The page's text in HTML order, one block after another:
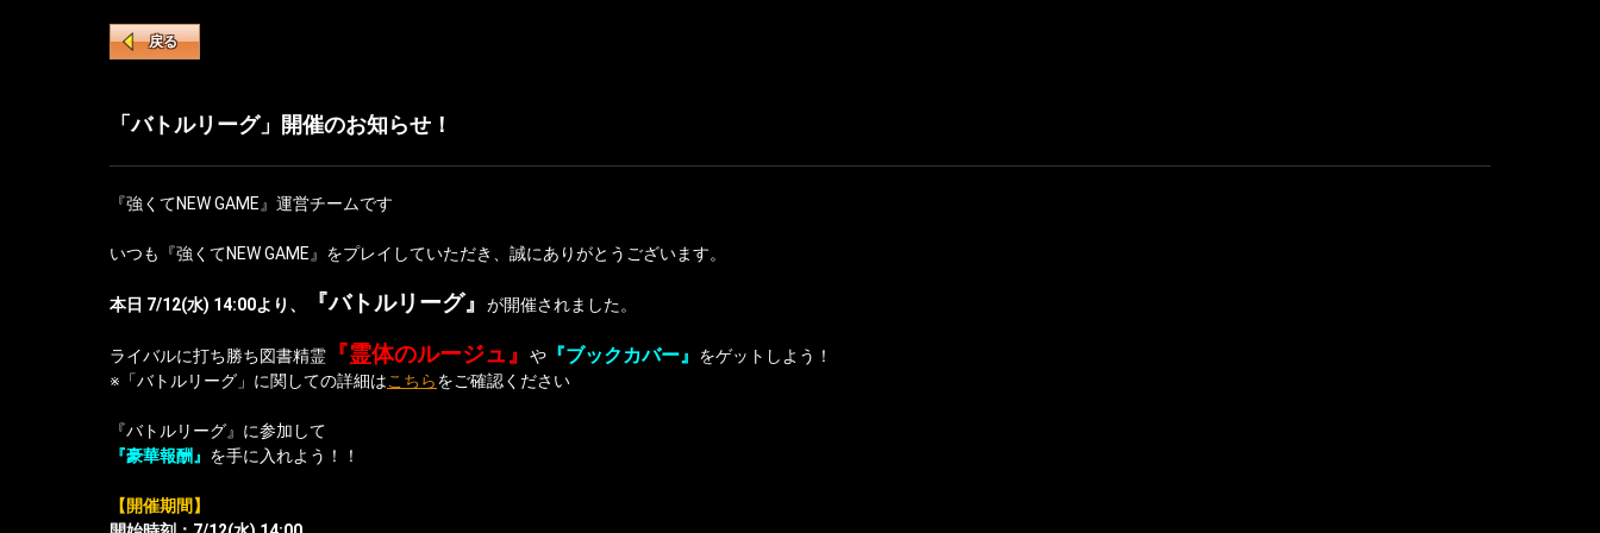
戻る
「バトルリーグ」開催のお知らせ！
『強くてNEW GAME』運営チームです
いつも『強くてNEW GAME』をプレイしていただき、誠にありがとうございます。
本日 7/12(水) 14:00より、 『バトルリーグ』 が開催されました。
ライバルに打ち勝ち図書精霊 『霊体のルージュ』 や 『ブックカバー』
をゲットしよう！
※「バトルリーグ」に関しての詳細はこちらをご確認ください
『バトルリーグ』に参加して
『豪華報酬』 を手に入れよう！！
【開催期間】